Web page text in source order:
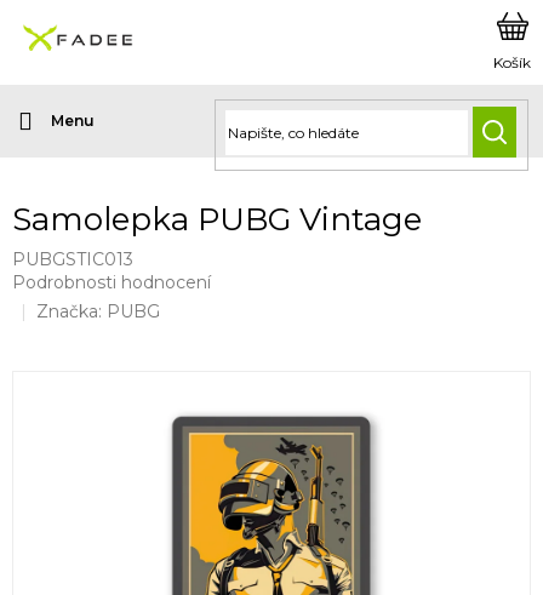
obsah
Samolepka PUBG Vintage
PUBGSTIC013
Průměrné
hodnocení
Podrobnosti hodnocení
Značka: PUBG